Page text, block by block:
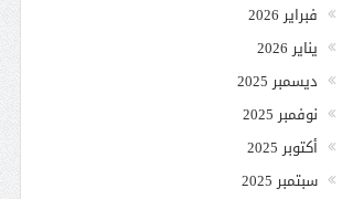
فبراير 2026
يناير 2026
ديسمبر 2025
نوفمبر 2025
أكتوبر 2025
سبتمبر 2025